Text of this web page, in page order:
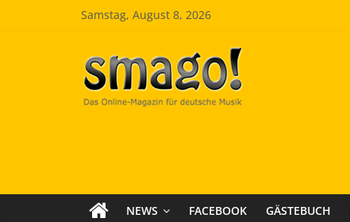
Samstag, August 8, 2026
Smago
SchlagerMAGazinOnline
NEWS FACEBOOK GÄSTEBUCH